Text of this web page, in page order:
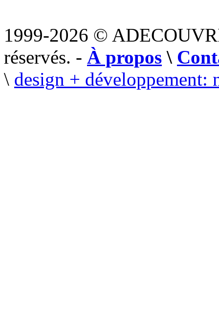
1999-2026 ©
réservés. - À propos \
\ design + développement: